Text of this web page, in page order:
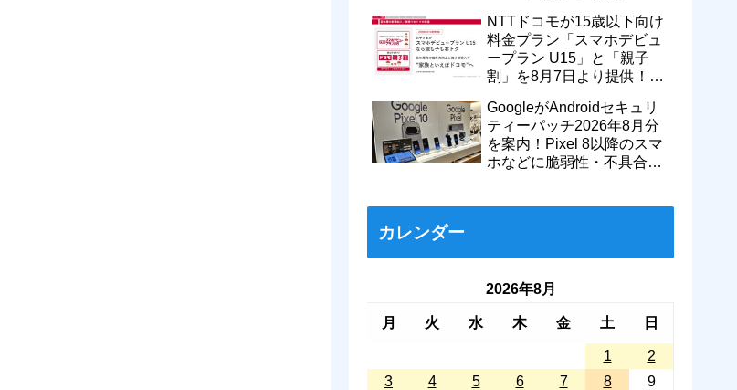
過
NTTドコモが15歳以下向け
料金プラン「スマホデビュ
ープラン U15」と「親子
割」を8月7日より提供！親
550円割引に
GoogleがAndroidセキュリ
ティーパッチ2026年8月分
を案内！Pixel 8以降のスマ
ホなどに脆弱性・不具合の
カレンダー
2026年8月
月 火 水 木 金 土 日
1
2
3
4 5 6 7 8 9